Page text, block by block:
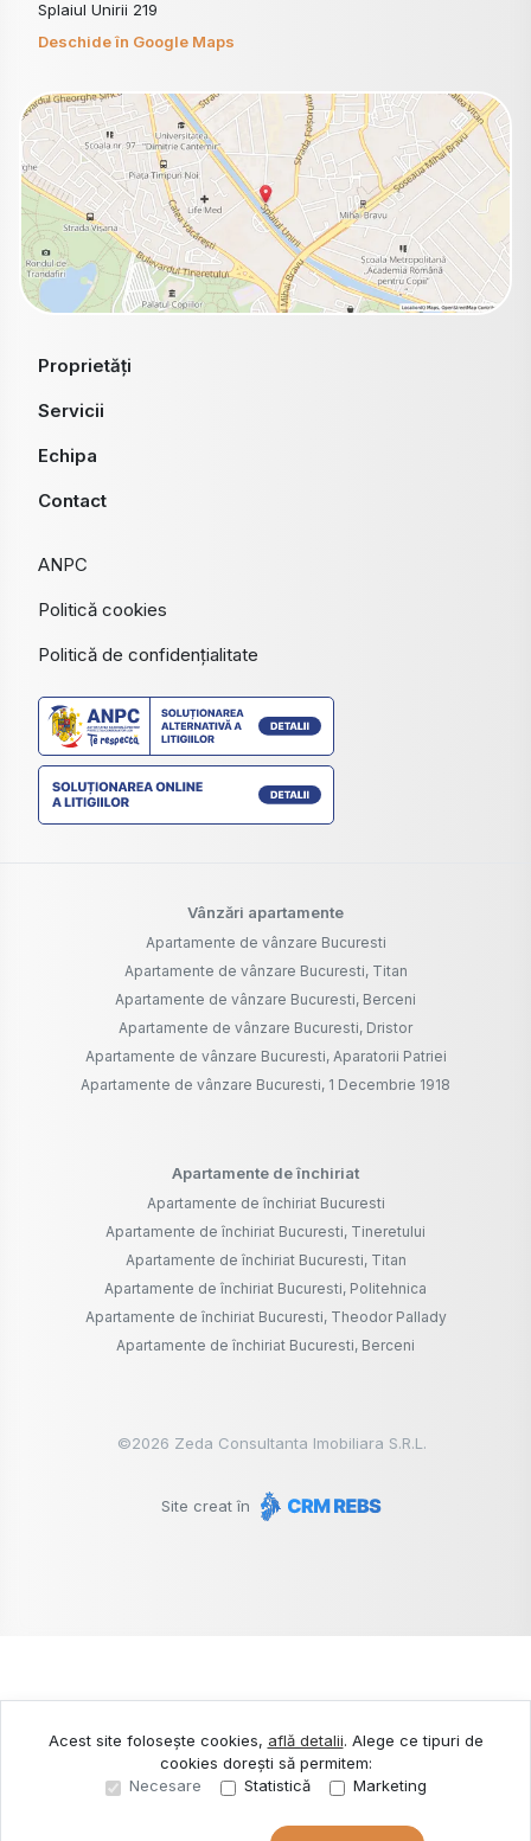
Splaiul Unirii 219
Deschide în Google Maps
Proprietăți
Servicii
Echipa
Contact
ANPC
Politică cookies
Politică de confidențialitate
Vânzări apartamente
Apartamente de vânzare Bucuresti
Apartamente de vânzare Bucuresti, Titan
Apartamente de vânzare Bucuresti, Berceni
Apartamente de vânzare Bucuresti, Dristor
Apartamente de vânzare Bucuresti, Aparatorii Patriei
Apartamente de vânzare Bucuresti, 1 Decembrie 1918
Apartamente de închiriat
Apartamente de închiriat Bucuresti
Apartamente de închiriat Bucuresti, Tineretului
Apartamente de închiriat Bucuresti, Titan
Apartamente de închiriat Bucuresti, Politehnica
Apartamente de închiriat Bucuresti, Theodor Pallady
Apartamente de închiriat Bucuresti, Berceni
©2026 Zeda Consultanta Imobiliara S.R.L.
Site creat în
Acest site folosește cookies, află detalii. Alege ce tipuri de
cookies dorești să permitem:
Necesare
Statistică Marketing